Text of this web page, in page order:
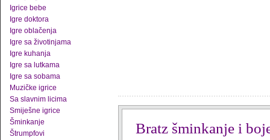
Igrice bebe
Igre doktora
Igre oblačenja
Igre sa životinjama
Igre kuhanja
Igre sa lutkama
Igre sa sobama
Muzičke igrice
Sa slavnim licima
Smiješne igrice
Šminkanje
Štrumpfovi
Bratz šminkanje i